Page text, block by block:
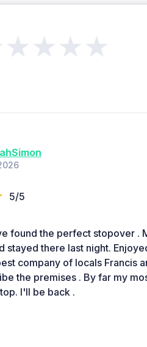
5/5
found the perfect stopover .
stayed there last night.
company of locals Francis
the premises . By far my
I'll be back .